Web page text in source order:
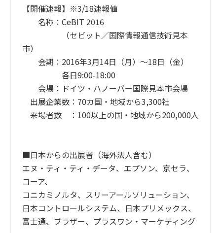
【開催速報】 ※3/18速報値
名称：CeBIT 2016
（セビット／国際情報通信技術見本
市）
会期：2016年3月14日（月）〜18日（金）
各日9:00-18:00
会場：ドイツ・ハノーバー国際見本市会場
出展企業数：70カ国・地域から3,300社
来場者数 ：100以上の国・地域から200,000人
■日本からの出展者（海外法人含む）
エヌ・ティ・ティ・データ、エプソン、京セラ、
コーア、
コニカミノルタ、スリーアールソリューション、
日本コントロールシステム、日本プリメックス、
富士通、ブラザー、プラスワン・マーケティング